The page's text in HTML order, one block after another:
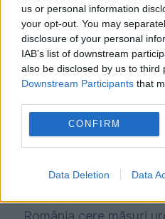
us or personal information
your opt-out. You may
disclosure of your personal
IAB’s list of downstream
also be disclosed by us to third
Downstream Participants that
CONFIRM
Data Deletion Data
pe
România cere măsuri